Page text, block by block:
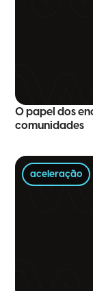
O papel dos
comunidades
aceleração